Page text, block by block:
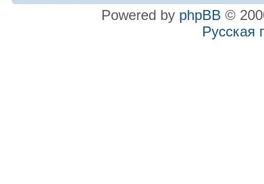
Powered by phpBB ©
Русская